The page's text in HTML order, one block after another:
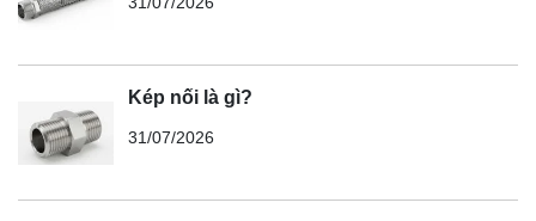
Kép nối là gì?
31/07/2026